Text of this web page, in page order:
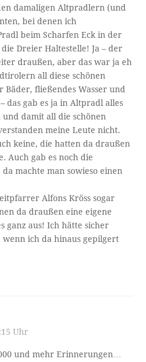
damaligen Altpradlern (und
bei denen ich
beim Scharfen Eck in der
Dreier Haltestelle! Ja – der
draußen, aber das war ja eh
all diese schönen
Bäder, fließendes Wasser und
das gab es ja in Altpradl alles
damit all die schönen
meine Leute nicht.
keine, die hatten da draußen
Auch gab es noch die
machte man sowieso einen
Alfons Kröss sogar
da draußen eine eigene
ganz aus! Ich hätte sicher
ich da hinaus gepilgert
Uhr
und mehr Erinnerungen…